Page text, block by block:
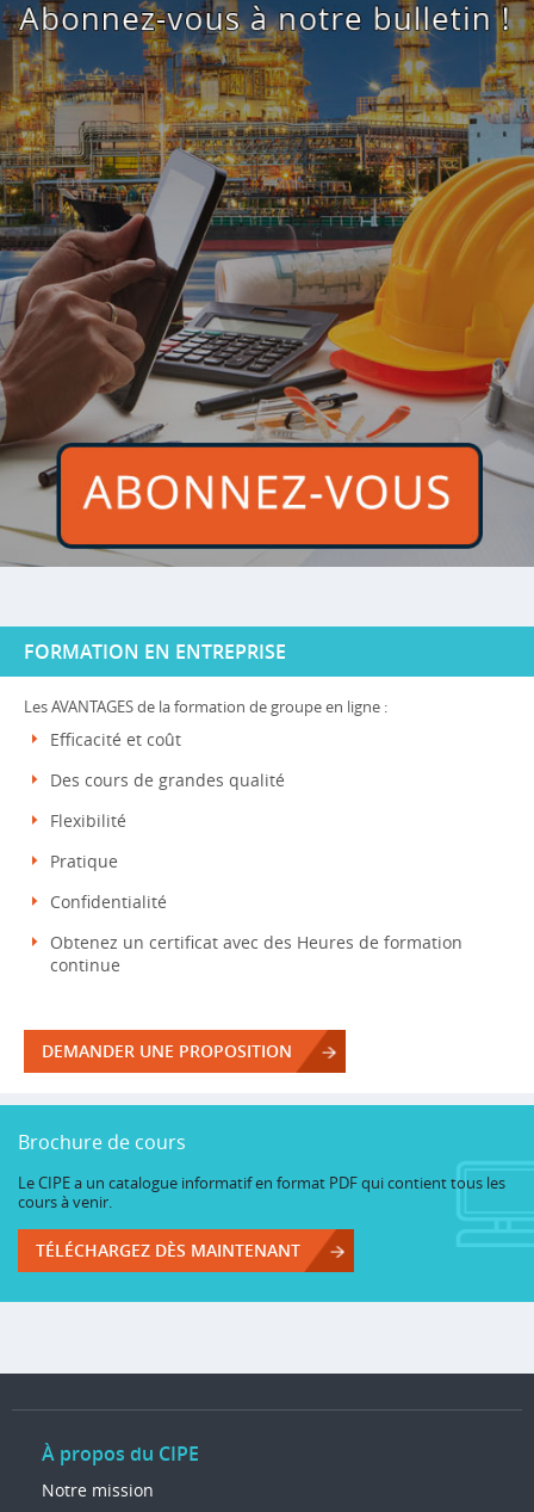
FORMATION EN ENTREPRISE
Les AVANTAGES de la formation de groupe en ligne :
Efficacité et coût
Des cours de grandes qualité
Flexibilité
Pratique
Confidentialité
Obtenez un certificat avec des Heures de formation
continue
DEMANDER UNE PROPOSITION
Brochure de cours
Le CIPE a un catalogue informatif en format PDF qui contient tous les
cours à venir.
TÉLÉCHARGEZ DÈS MAINTENANT
À propos du CIPE
Notre mission